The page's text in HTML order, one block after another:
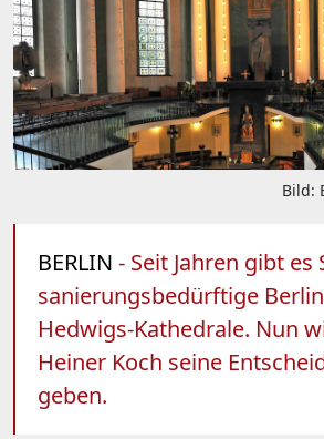
Bild:
BERLIN - Seit Jahren gibt
sanierungsbedürftige
Hedwigs-Kathedrale. Nun
Heiner Koch seine
geben.